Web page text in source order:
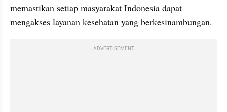
memastikan setiap masyarakat Indonesia dapat
mengakses layanan kesehatan yang berkesinambungan.
ADVERTISEMENT